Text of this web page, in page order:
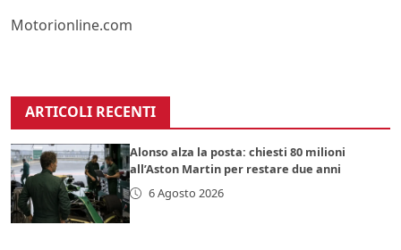
Motorionline.com
ARTICOLI RECENTI
Alonso alza la posta: chiesti 80 milioni
all’Aston Martin per restare due anni
6 Agosto 2026